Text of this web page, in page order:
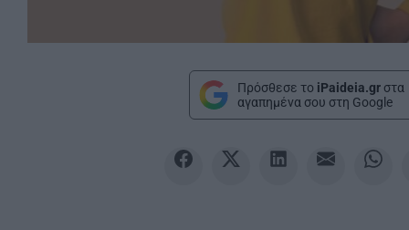
Πρόσθεσε το iPaideia.gr στα
αγαπημένα σου στη Google